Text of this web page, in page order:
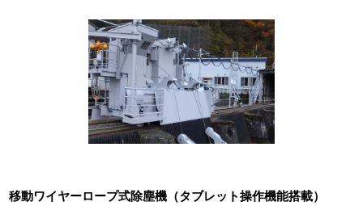
移動ワイヤーロープ式除塵機（タブレット操作機能搭載）